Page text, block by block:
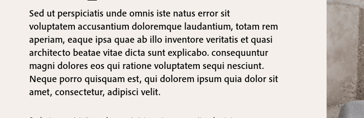
Sed ut perspiciatis unde omnis iste natus error sit
voluptatem accusantium doloremque laudantium, totam rem
aperiam, eaque ipsa quae ab illo inventore veritatis et quasi
architecto beatae vitae dicta sunt explicabo. consequuntur
magni dolores eos qui ratione voluptatem sequi nesciunt.
Neque porro quisquam est, qui dolorem ipsum quia dolor sit
amet, consectetur, adipisci velit.